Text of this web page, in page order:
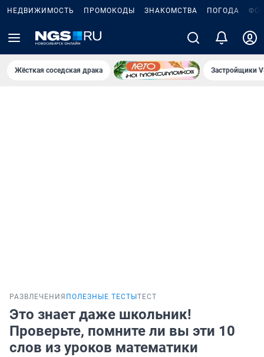
НЕДВИЖИМОСТЬ ПРОМОКОДЫ ЗНАКОМСТВА ПОГОДА
Жёсткая соседская драка Застройщики
РАЗВЛЕЧЕНИЯ ПОЛЕЗНЫЕ ТЕСТЫ ТЕСТ
Это знает даже школьник!
Проверьте, помните ли вы эти 10
слов из уроков математики